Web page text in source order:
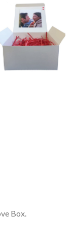
Box.